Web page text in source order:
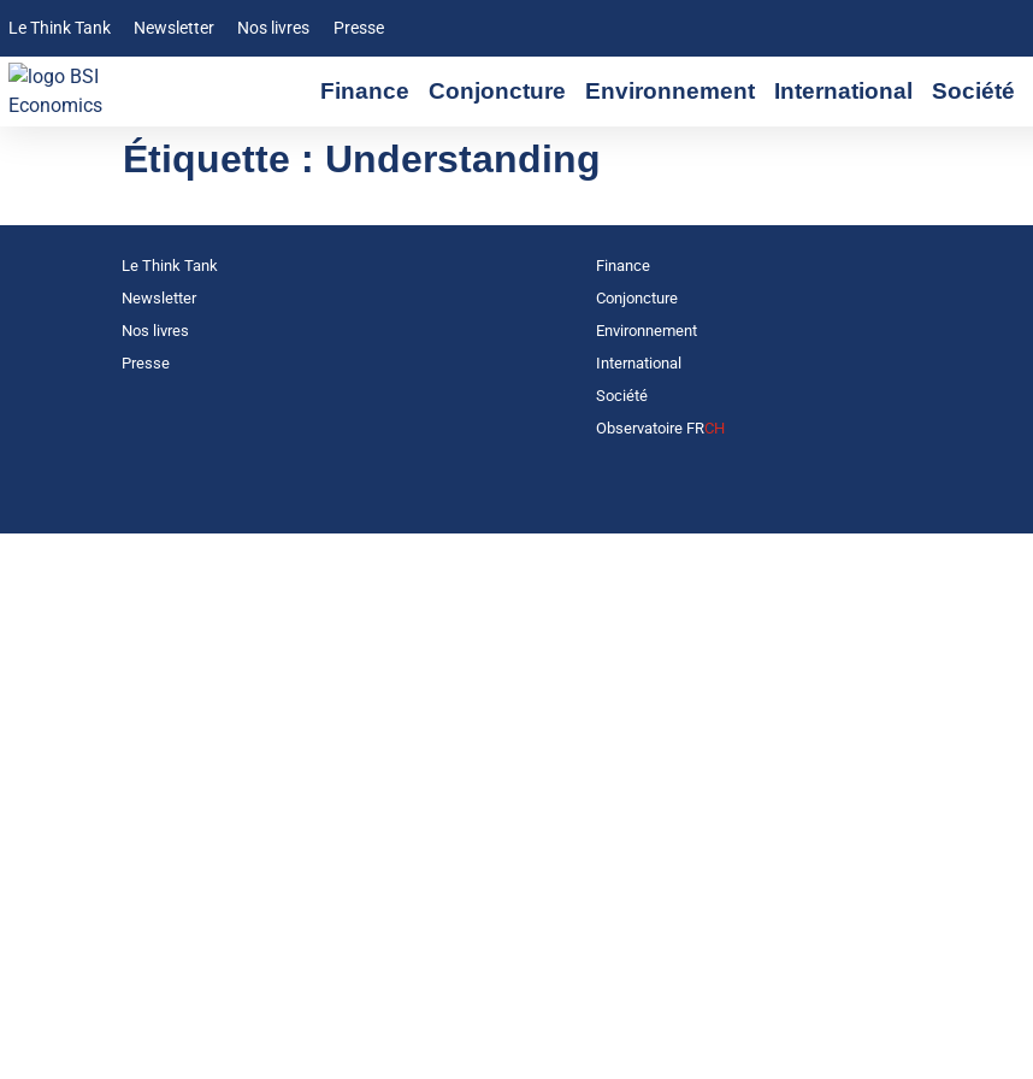
Le Think Tank Newsletter Nos livres Presse
Finance Conjoncture Environnement International Société
Étiquette : Understanding
Le Think Tank
Newsletter
Nos livres
Presse
Finance
Conjoncture
Environnement
International
Société
Observatoire FRCH